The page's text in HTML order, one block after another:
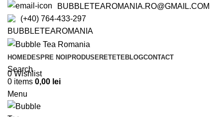
BUBBLETEAROMANIA.RO@GMAIL.COM
(+40) 764-433-297
BUBBLETEAROMANIA
HOMEDESPRE NOI PRODUSERETETEBLOGCONTACT
Search
0 items 0,00 lei
Menu
0Wishlist